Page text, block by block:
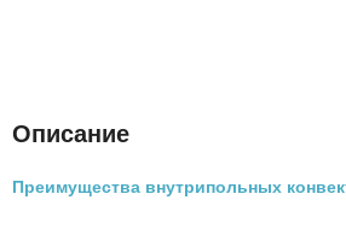
Описание
Преимущества внутрипольных